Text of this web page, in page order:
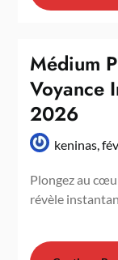
Médium
Voyance
2026
keninas,
Plongez au
révèle